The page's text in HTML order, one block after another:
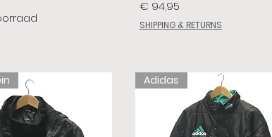
Prijs
€ 94,95
SHIPPING & RETURNS
Adidas